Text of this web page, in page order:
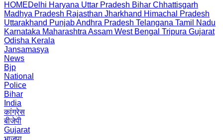
HOMEDelhi Haryana Uttar Pradesh Bihar Chhattisgarh
Madhya Pradesh Rajasthan Jharkhand Himachal Pradesh
Uttarakhand PunjabAndhra Pradesh Telangana Tamil Nadu
Karnataka Maharashtra Assam West Bengal Tripura Gujarat
Odisha Kerala
Jansamasya
News
Bjp
National
Police
Bihar
India
कांग्रेस
बीजेपी
Gujarat